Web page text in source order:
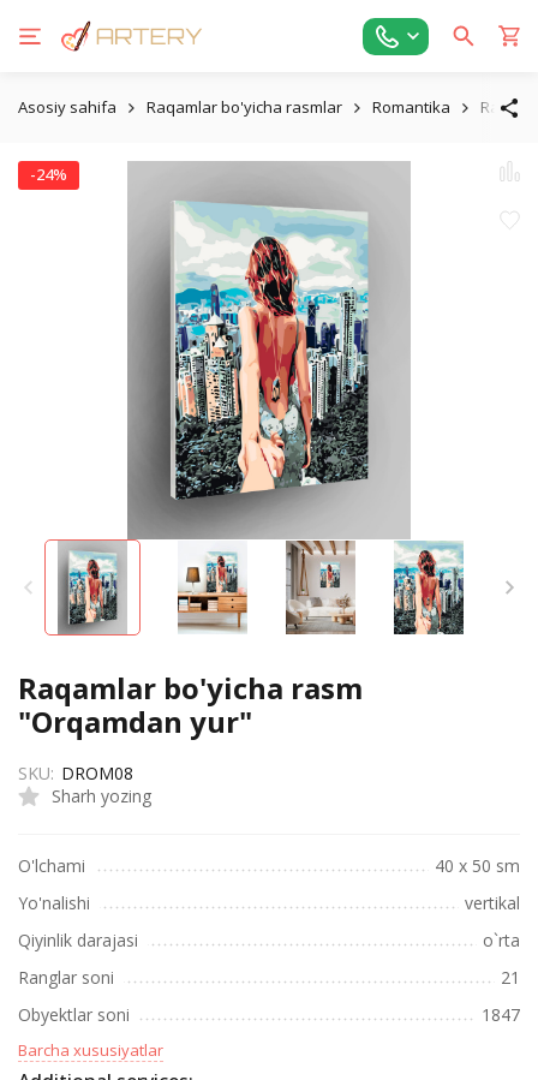
Asosiy sahifa Raqamlar bo'yicha rasmlar Romantika
-24%
Raqamlar bo'yicha rasm
"Orqamdan yur"
Sharh yozing
SKU: DROM08
O'lchami
40 х 50 sm
Yo'nalishi
vertikal
Qiyinlik darajasi
o`rta
Ranglar soni
21
Obyektlar soni
1847
Barcha xususiyatlar